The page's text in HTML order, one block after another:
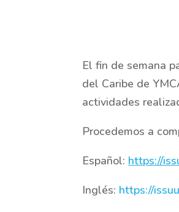
El fin de semana
del Caribe de
actividades
Procedemos a
Español: https://
Inglés: https://